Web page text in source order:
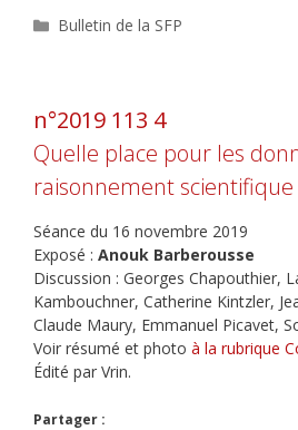
Catégories
Bulletin de la SFP
n°2019 113 4
Quelle place pour les
raisonnement scientifique
Séance du 16 novembre 2019
Exposé : Anouk Barberousse
Discussion : Georges Chapouthier,
Kambouchner, Catherine Kintzler,
Claude Maury, Emmanuel Picavet,
Voir résumé et photo à la rubrique
Édité par Vrin.
Partager :